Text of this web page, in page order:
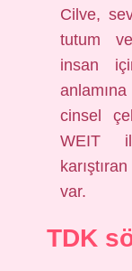
Cilve,
tutum
insan
cinsel
WEIT
var.
TDK